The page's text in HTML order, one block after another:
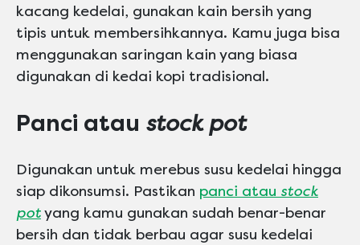
kacang kedelai, gunakan kain bersih yang
tipis untuk membersihkannya. Kamu juga bisa
menggunakan saringan kain yang biasa
digunakan di kedai kopi tradisional.
Panci atau stock pot
Digunakan untuk merebus susu kedelai hingga
siap dikonsumsi. Pastikan panci atau stock
potyang kamu gunakan sudah benar-benar
bersih dan tidak berbau agar susu kedelai